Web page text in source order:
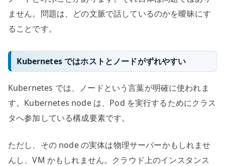
ません。問題は、どの文脈で話しているのかを曖昧にす
ることです。
Kubernetes ではホストとノードがずれやすい
Kubernetes では、ノードという言葉が明確に使われま
す。Kubernetes node は、Pod を実行するためにクラス
タへ参加している構成要素です。
ただし、その node の実体は物理サーバーかもしれませ
んし、VM かもしれません。クラウド上のインスタンス